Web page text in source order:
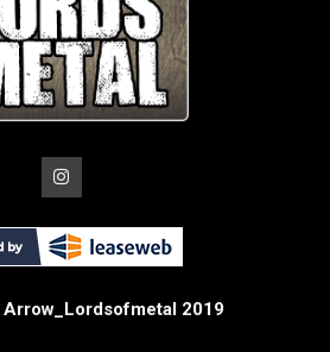
Arrow_Lordsofmetal 2019